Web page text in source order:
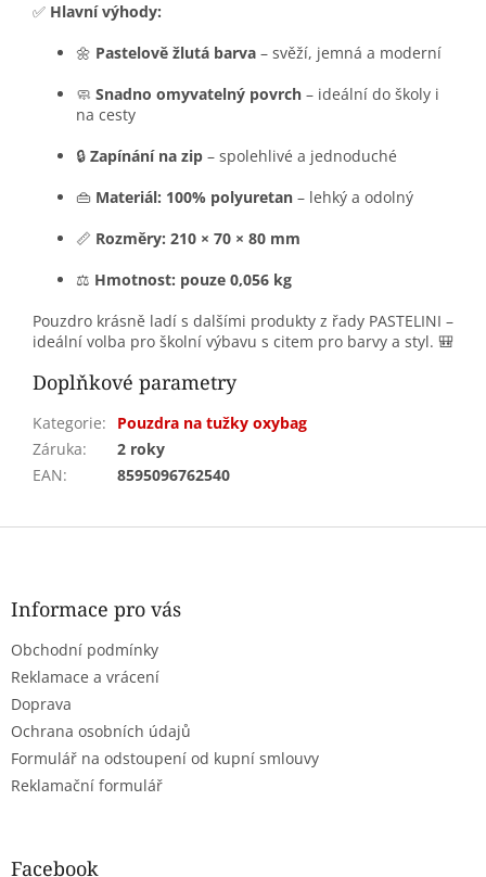
✅ Hlavní výhody:
🌼 Pastelově žlutá barva – svěží, jemná a moderní
🧼 Snadno omyvatelný povrch – ideální do školy i
na cesty
🔒 Zapínání na zip – spolehlivé a jednoduché
👜 Materiál: 100% polyuretan – lehký a odolný
📏 Rozměry: 210 × 70 × 80 mm
⚖️ Hmotnost: pouze 0,056 kg
Pouzdro krásně ladí s dalšími produkty z řady PASTELINI –
ideální volba pro školní výbavu s citem pro barvy a styl. 🎒
Doplňkové parametry
Kategorie:
Pouzdra na tužky oxybag
Záruka:
2 roky
EAN: 8595096762540
Z
Informace pro vás
Obchodní podmínky
Reklamace a vrácení
Doprava
Ochrana osobních údajů
Formulář na odstoupení od kupní smlouvy
Reklamační formulář
Facebook